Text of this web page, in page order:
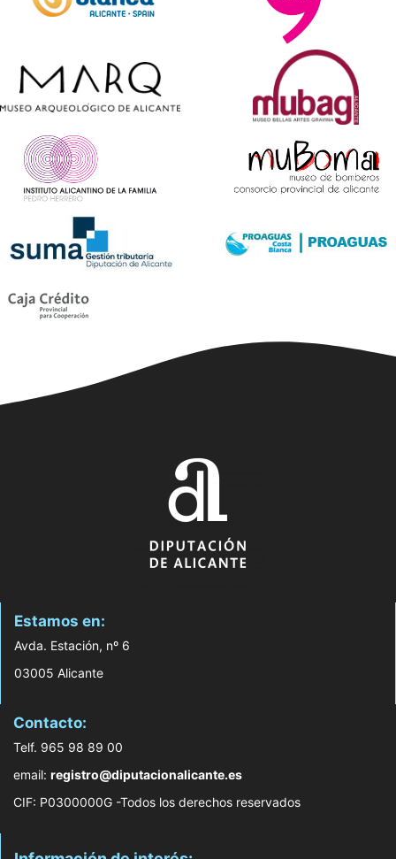
Estamos en:
Avda. Estación, nº 6
03005 Alicante
Contacto:
Telf. 965 98 89 00
email: registro@diputacionalicante.es
CIF: P0300000G -Todos los derechos reservados